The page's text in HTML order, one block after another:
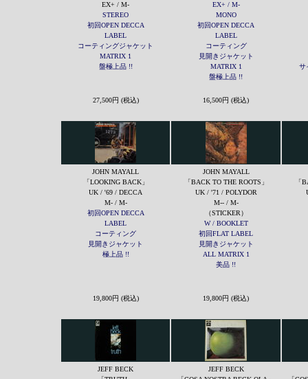
EX+ / M-
STEREO
初回OPEN DECCA
LABEL
コーティングジャケット
MATRIX 1
盤極上品 !!
EX+ / M-
MONO
初回OPEN DECCA
LABEL
コーティング
見開きジャケット
MATRIX 1
盤極上品 !!
サ
27,500円 (税込) 16,500円 (税込)
JOHN MAYALL
「LOOKING BACK」
UK / '69 / DECCA
M- / M-
初回OPEN DECCA
LABEL
コーティング
見開きジャケット
極上品 !!
JOHN MAYALL
「BACK TO THE ROOTS」
UK / '71 / POLYDOR
M-- / M-
（STICKER）
W / BOOKLET
初回FLAT LABEL
見開きジャケット
ALL MATRIX 1
美品 !!
「
19,800円 (税込) 19,800円 (税込)
JEFF BECK
JEFF BECK